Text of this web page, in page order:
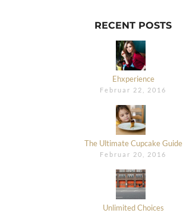
RECENT POSTS
Ehxperience
Februar 22, 2016
The Ultimate Cupcake Guide
Februar 20, 2016
Unlimited Choices